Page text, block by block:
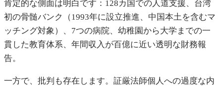
肯定的な側面は明白です：128カ国での人道支援、台湾
初の骨髄バンク（1993年に設立推進、中国本土を含むマ
ッチング対象）、7つの病院、幼稚園から大学までの一
貫した教育体系、年間収入が百億に近い透明な財務報
告。
一方で、批判も存在します。証厳法師個人への過度な内